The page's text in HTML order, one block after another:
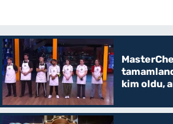
kim oldu,